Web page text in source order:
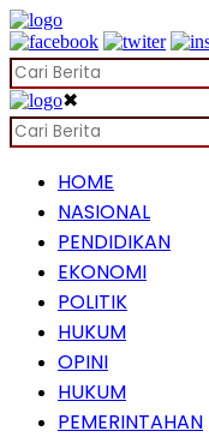
✖
HOME
NASIONAL
PENDIDIKAN
EKONOMI
POLITIK
HUKUM
OPINI
HUKUM
PEMERINTAHAN